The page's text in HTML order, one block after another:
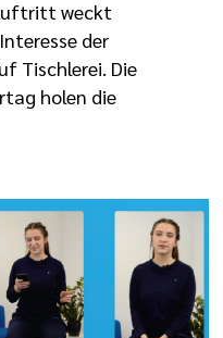
weckt
der
Tischlerei. Die
holen die